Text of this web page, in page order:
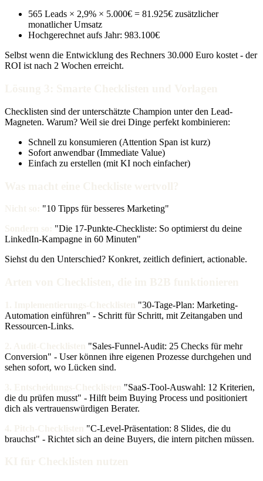
565 Leads × 2,9% × 5.000€ = 81.925€ zusätzlicher
monatlicher Umsatz
Hochgerechnet aufs Jahr: 983.100€
Selbst wenn die Entwicklung des Rechners 30.000 Euro kostet - der
ROI ist nach 2 Wochen erreicht.
Checklisten sind der unterschätzte Champion unter den Lead-
Magneten. Warum? Weil sie drei Dinge perfekt kombinieren:
Schnell zu konsumieren (Attention Span ist kurz)
Sofort anwendbar (Immediate Value)
Einfach zu erstellen (mit KI noch einfacher)
"10 Tipps für besseres Marketing"
"Die 17-Punkte-Checkliste: So optimierst du deine
LinkedIn-Kampagne in 60 Minuten"
Siehst du den Unterschied? Konkret, zeitlich definiert, actionable.
"30-Tage-Plan: Marketing-
Automation einführen" - Schritt für Schritt, mit Zeitangaben und
Ressourcen-Links.
"Sales-Funnel-Audit: 25 Checks für mehr
Conversion" - User können ihre eigenen Prozesse durchgehen und
sehen sofort, wo Lücken sind.
"SaaS-Tool-Auswahl: 12 Kriterien,
die du prüfen musst" - Hilft beim Buying Process und positioniert
dich als vertrauenswürdigen Berater.
"C-Level-Präsentation: 8 Slides, die du
brauchst" - Richtet sich an deine Buyers, die intern pitchen müssen.